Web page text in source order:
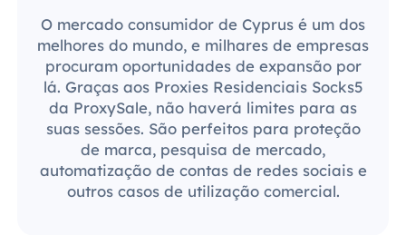
O mercado consumidor de Cyprus é um dos
melhores do mundo, e milhares de empresas
procuram oportunidades de expansão por
lá. Graças aos Proxies Residenciais Socks5
da ProxySale, não haverá limites para as
suas sessões. São perfeitos para proteção
de marca, pesquisa de mercado,
automatização de contas de redes sociais e
outros casos de utilização comercial.